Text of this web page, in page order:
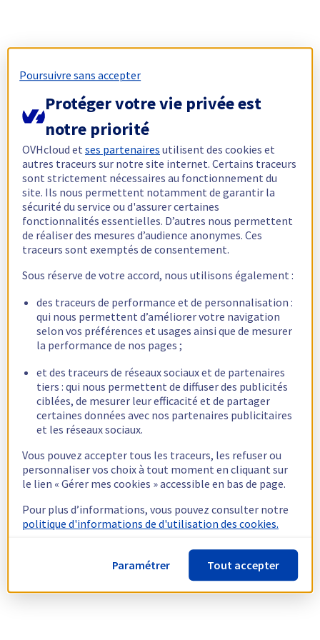
Poursuivre sans accepter
Protéger votre vie privée est
notre priorité
OVHcloud etses partenaires utilisent des cookies et
autres traceurs sur notre site internet. Certains traceurs
sont strictement nécessaires au fonctionnement du
site. Ils nous permettent notamment de garantir la
sécurité du service ou d'assurer certaines
fonctionnalités essentielles. D’autres nous permettent
de réaliser des mesures d’audience anonymes. Ces
traceurs sont exemptés de consentement.
Sous réserve de votre accord, nous utilisons également :
des traceurs de performance et de personnalisation :
qui nous permettent d’améliorer votre navigation
selon vos préférences et usages ainsi que de mesurer
la performance de nos pages ;
et des traceurs de réseaux sociaux et de partenaires
tiers : qui nous permettent de diffuser des publicités
ciblées, de mesurer leur efficacité et de partager
certaines données avec nos partenaires publicitaires
et les réseaux sociaux.
Vous pouvez accepter tous les traceurs, les refuser ou
personnaliser vos choix à tout moment en cliquant sur
le lien « Gérer mes cookies » accessible en bas de page.
Pour plus d’informations, vous pouvez consulter notre
politique d'informations de d'utilisation des cookies.
Paramétrer Tout accepter